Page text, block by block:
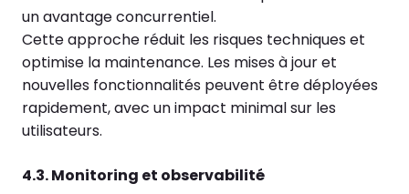
un avantage concurrentiel.
Cette approche réduit les risques techniques et
optimise la maintenance. Les mises à jour et
nouvelles fonctionnalités peuvent être déployées
rapidement, avec un impact minimal sur les
utilisateurs.
4.3. Monitoring et observabilité